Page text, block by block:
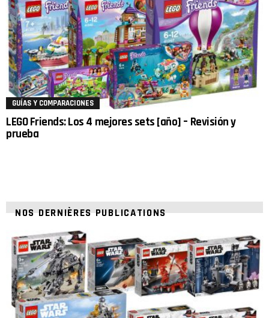
GUÍAS Y COMPARACIONES
LEGO Friends: Los 4 mejores sets [año] – Revisión y
prueba
NOS DERNIÈRES PUBLICATIONS